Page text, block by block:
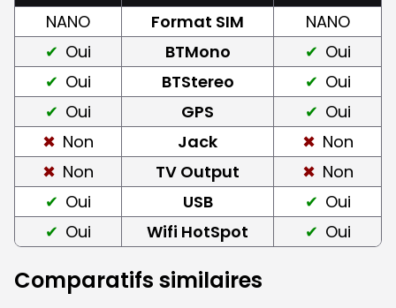
NANO Format SIM
NANO
Oui
BTMono
Oui
Oui
BTStereo
Oui
Oui
GPS
Oui
Non
Jack
Non
Non
TV Output
Non
Oui
USB
Oui
Oui
Wifi HotSpot Oui
Comparatifs similaires